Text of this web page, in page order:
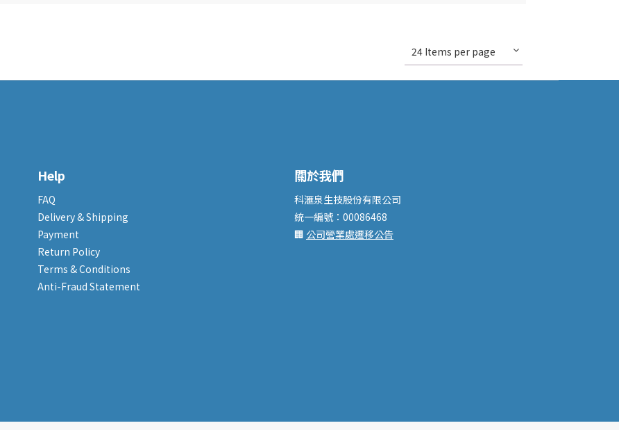
24 Items per page
Help
FAQ
Delivery & Shipping
Payment
Return Policy
Terms & Conditions
Anti-Fraud Statement
關於我們
科滙泉生技股份有限公司
統一編號：00086468
🏢 公司營業處遷移公告